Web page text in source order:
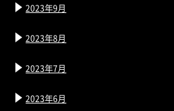
2023年9月
2023年8月
2023年7月
2023年6月